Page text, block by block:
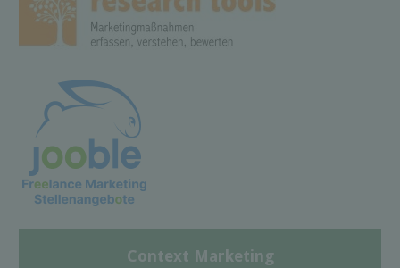
Context Marketing